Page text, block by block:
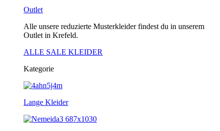
Outlet
Alle unsere reduzierte Musterkleider findest du in unserem
Outlet in Krefeld.
ALLE SALE KLEIDER
Kategorie
Lange Kleider